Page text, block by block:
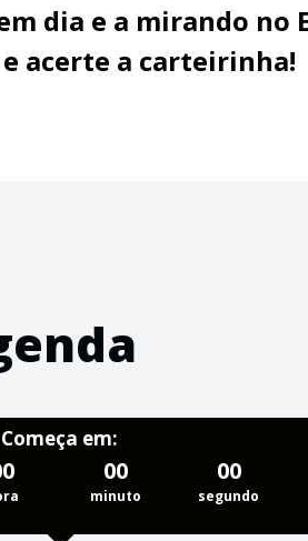
dia e a mirando no
acerte a carteirinha!
Começa em:
00
minuto
00
segundo